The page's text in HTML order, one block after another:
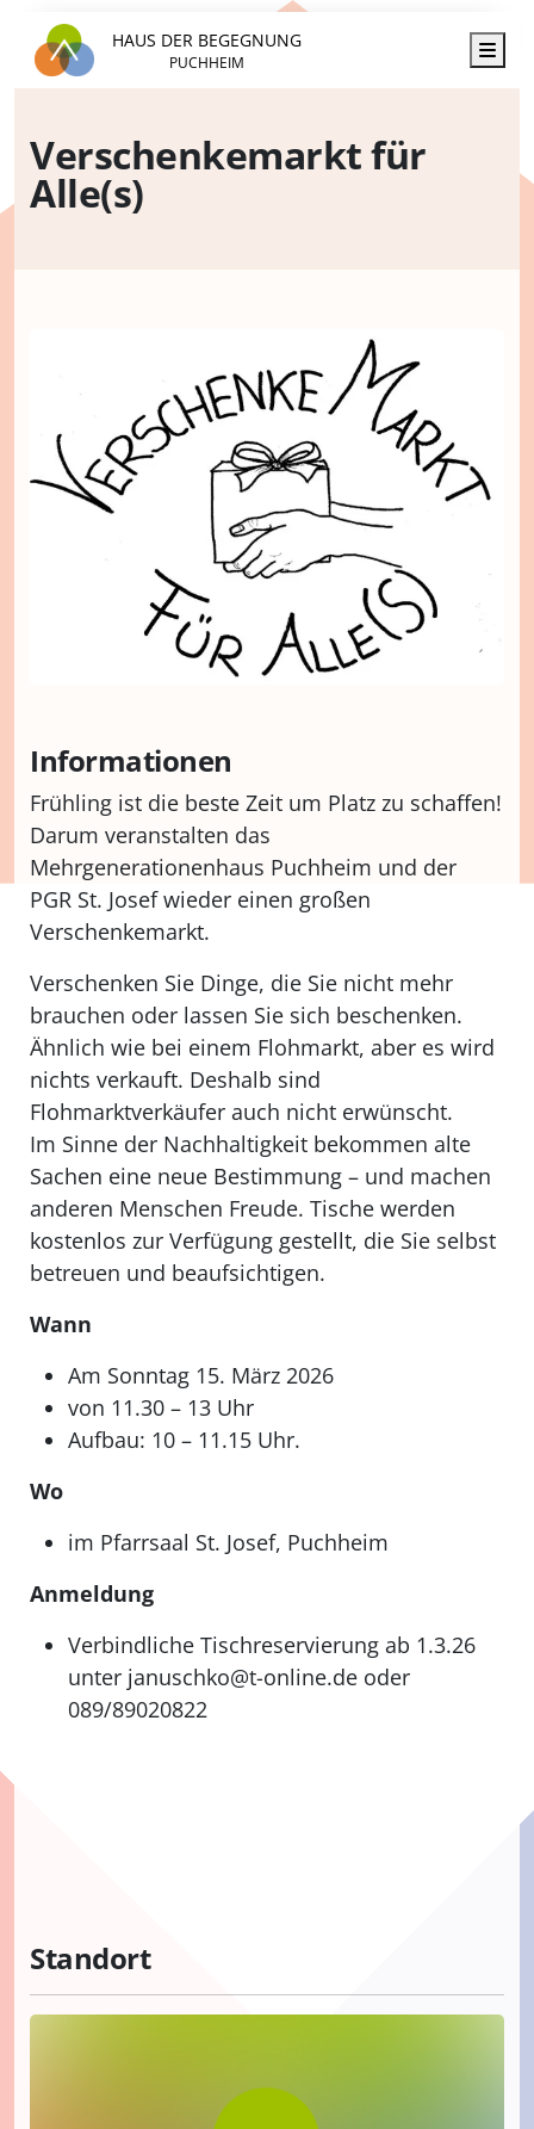
HAUS DER BEGEGNUNG
PUCHHEIM
Verschenkemarkt für
Alle(s)
Informationen
Frühling ist die beste Zeit um Platz zu schaffen!
Darum veranstalten das
Mehrgenerationenhaus Puchheim und der
PGR St. Josef wieder einen großen
Verschenkemarkt.
Verschenken Sie Dinge, die Sie nicht mehr
brauchen oder lassen Sie sich beschenken.
Ähnlich wie bei einem Flohmarkt, aber es wird
nichts verkauft. Deshalb sind
Flohmarktverkäufer auch nicht erwünscht.
Im Sinne der Nachhaltigkeit bekommen alte
Sachen eine neue Bestimmung – und machen
anderen Menschen Freude. Tische werden
kostenlos zur Verfügung gestellt, die Sie selbst
betreuen und beaufsichtigen.
Wann
Am Sonntag 15. März 2026
von 11.30 – 13 Uhr
Aufbau: 10 – 11.15 Uhr.
Wo
im Pfarrsaal St. Josef, Puchheim
Anmeldung
Verbindliche Tischreservierung ab 1.3.26
unter januschko@t-online.de oder
089/89020822
Standort